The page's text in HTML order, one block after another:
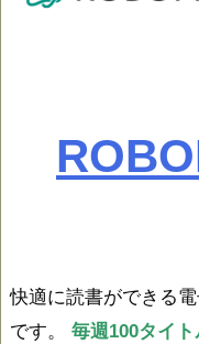
快適に読書ができる
です。 毎週100タイト